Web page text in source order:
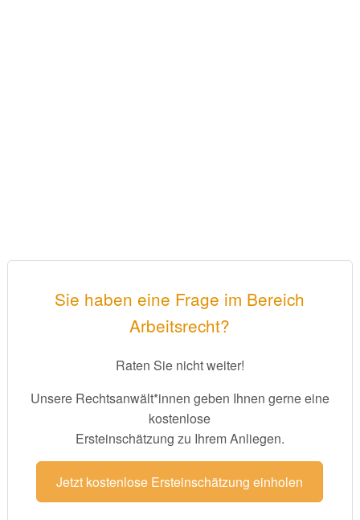
Sie haben eine Frage im Bereich
Arbeitsrecht?
Raten Sie nicht weiter!
Unsere Rechtsanwält*innen geben Ihnen gerne eine
kostenlose
Ersteinschätzung zu Ihrem Anliegen.
Jetzt kostenlose Ersteinschätzung einholen